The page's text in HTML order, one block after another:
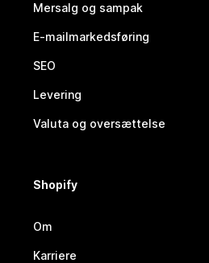
Mersalg og sampak
E-mailmarkedsføring
SEO
Levering
Valuta og oversættelse
Shopify
Om
Karriere